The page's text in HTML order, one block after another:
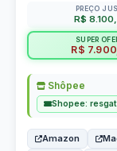
PREÇO
R$
SUPER
R$
Shôpee
Shopee:
Amazon